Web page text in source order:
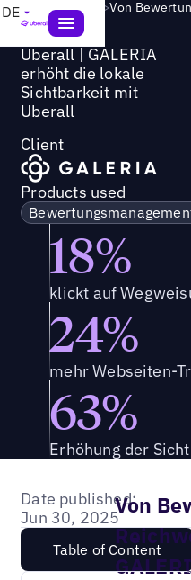
DE Success Story >
Uberall | GALERIA
erhöht die lokale
Sichtbarkeit mit
Uberall
Client
Products used
18%
klickt auf
24%
mehr Webseiten-
63%
Erhöhung der
Date published:
Jun 30, 2025
Table of Content
Von